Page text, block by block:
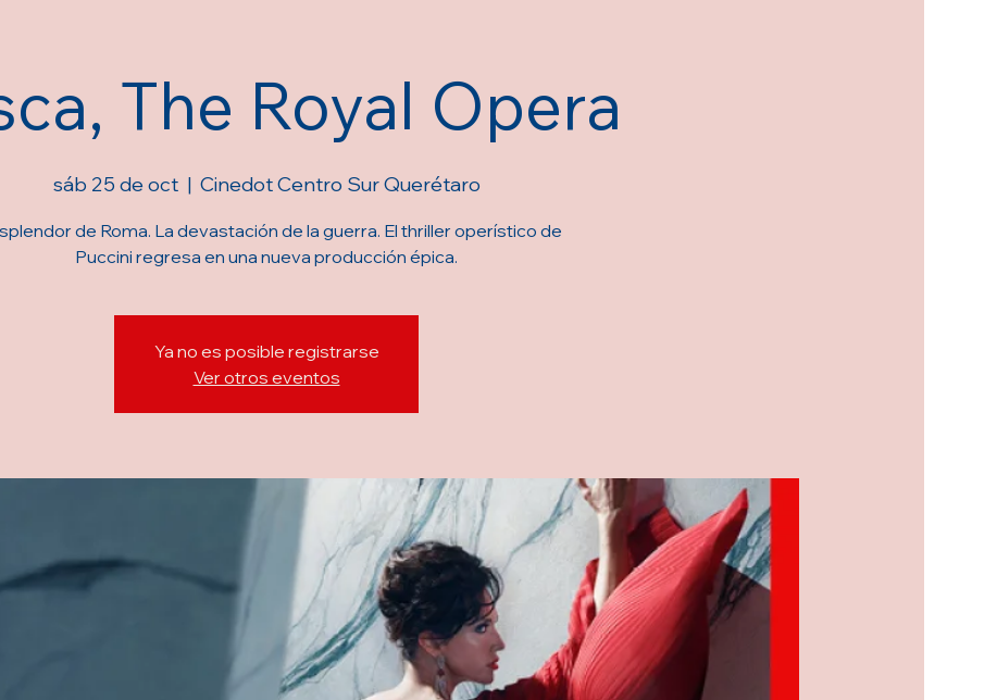
The Royal Opera
sáb 25 de oct
  |
Cinedot Centro Sur Querétaro
de Roma. La devastación de la guerra. El thriller operístico de
Puccini regresa en una nueva producción épica.
Ya no es posible registrarse
Ver otros eventos